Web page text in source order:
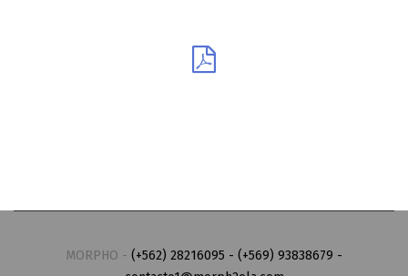
MORPHO - (+562) 28216095 - (+569) 93838679 -